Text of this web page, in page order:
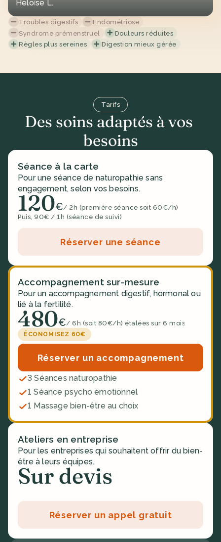
Heloïse L.
Troubles digestifs
Endométriose
Syndrome prémenstruel
Douleurs réduites
Règles plus sereines
Digestion mieux gérée
Tarifs
Des soins adaptés à vos
besoins
Séance à la carte
Pour une séance de naturopathie sans
engagement, selon vos besoins.
120€/ 2h (première séance soit 60€/h)
Puis, 90€ / 1h (séance de suivi)
Réserver une séance
Accompagnement sur-mesure
Pour un accompagnement digestif, hormonal ou
lié à la fertilité.
480€/ 6h (soit 80€/h) étalées sur 6 mois
ÉCONOMISEZ 60€
Réserver un accompagnement
3 Séances naturopathie
1 Séance psycho émotionnel
1 Massage bien-être au choix
Ateliers en entreprise
Pour les entreprises qui souhaitent offrir du bien-
être à leurs équipes.
Sur devis
Réserver un appel gratuit